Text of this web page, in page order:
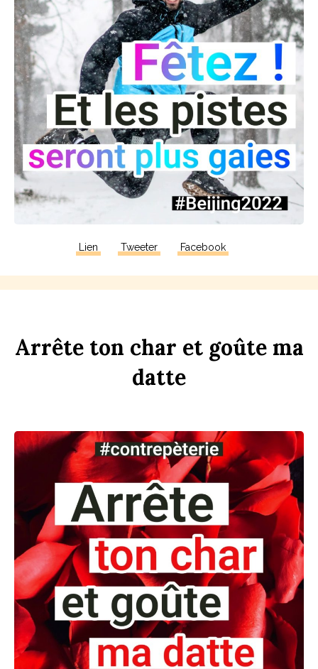
Lien Tweeter Facebook
Arrête ton char et goûte ma
datte